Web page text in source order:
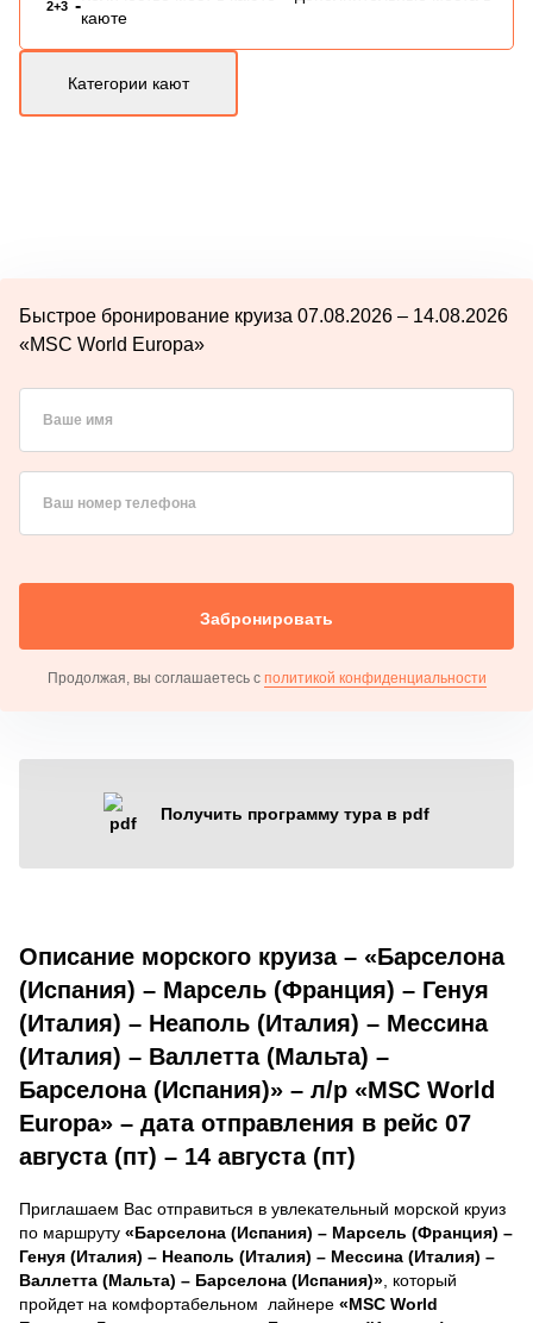
2+3 -
каюте
Категории кают
Быстрое бронирование круиза 07.08.2026 – 14.08.2026
«MSC World Europa»
Ваше имя
Ваш номер телефона
Забронировать
Продолжая, вы соглашаетесь с политикой конфиденциальности
Получить программу тура в pdf
Описание морского круиза – «Барселона
(Испания) – Марсель (Франция) – Генуя
(Италия) – Неаполь (Италия) – Мессина
(Италия) – Валлетта (Мальта) –
Барселона (Испания)» – л/р «MSC World
Europa» – дата отправления в рейс 07
августа (пт) – 14 августа (пт)
Приглашаем Вас отправиться в увлекательный морской круиз
по маршруту «Барселона (Испания) – Марсель (Франция) –
Генуя (Италия) – Неаполь (Италия) – Мессина (Италия) –
Валлетта (Мальта) – Барселона (Испания)» , который
пройдет на комфортабельном лайнере «MSC World